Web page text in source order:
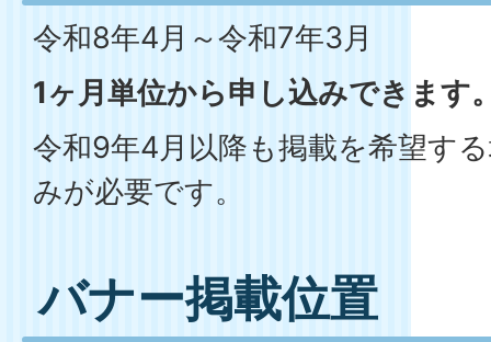
令和8年4月～令和7年3月
1ヶ月単位から申し込みできます
令和9年4月以降も掲載を希望す
みが必要です。
バナー掲載位置